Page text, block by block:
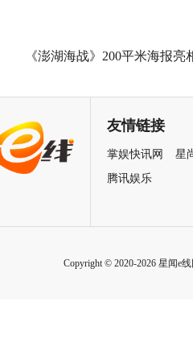
《澎湖海战》200平米海报亮
友情链接
掌娱快讯网
星
腾讯娱乐
Copyright © 2020-2026 星闻e